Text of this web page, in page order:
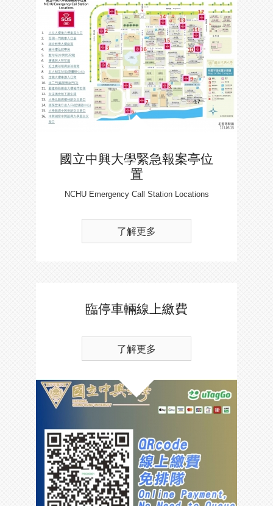
國立中興大學緊急報案亭位
置
NCHU Emergency Call Station Locations
了解更多
臨停車輛線上繳費
了解更多